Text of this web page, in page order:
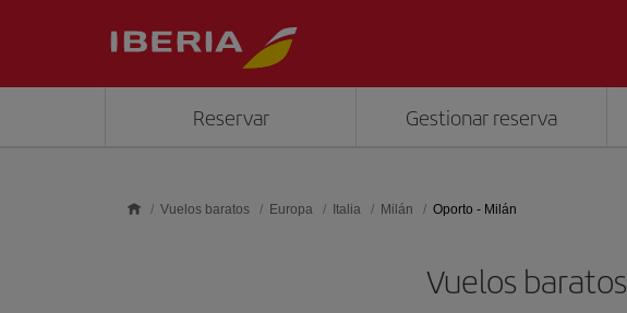
Reservar Gestionar reserva
Vuelos baratos Europa Italia Milán Oporto - Milán
Vuelos